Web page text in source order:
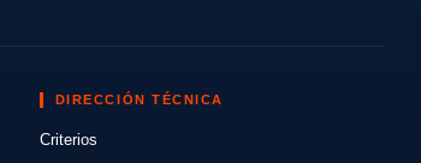
DIRECCIÓN TÉCNICA
Criterios